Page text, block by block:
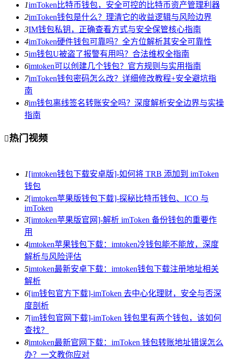
1imToken比特币钱包，安全可控的比特币资产管理利器
2imToken钱包是什么？理清它的收益逻辑与风险边界
3IM钱包私钥，正确查看方式与安全保管核心指南
4imToken硬件钱包可靠吗？全方位解析其安全可靠性
5im钱包U被盗了报警有用吗？合法维权全指南
6imtoken可以创建几个钱包？官方规则与实用指南
7imToken钱包密码怎么改？详细修改教程+安全避坑指
南
8im钱包离线签名转账安全吗？深度解析安全边界与实操
指南
热门视频
1[imtoken钱包下载安卓版]-如何将 TRB 添加到 imToken
钱包
2[imtoken苹果版钱包下载]-探秘比特币钱包、ICO 与
imToken
3[imtoken苹果版官网]-解析 imToken 备份钱包的重要作
用
4imtoken苹果钱包下载：imtoken冷钱包能不能放，深度
解析与风险评估
5imtoken最新安卓下载：imtoken钱包下载注册地址相关
解析
6[im钱包官方下载]-imToken 去中心化理财，安全与否深
度剖析
7[im钱包官网下载]-imToken 钱包里有两个钱包，该如何
查找？
8imtoken最新官网下载：imToken 钱包转账地址错误怎么
办？一文教你应对